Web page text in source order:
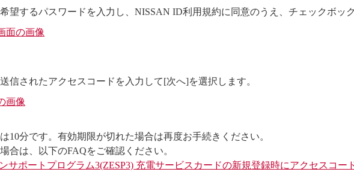
望するパスワードを入力し、NISSAN ID利用規約に同意のうえ、チェックボ
信されたアクセスコードを入力して[次へ]を選択します。
10分です。有効期限が切れた場合は再度お手続きください。
合は、以下のFAQをご確認ください。
サポートプログラム3(ZESP3) 充電サービスカードの新規登録時にアクセスコ